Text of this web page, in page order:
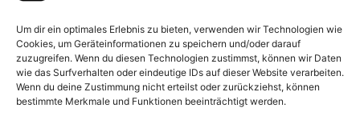
Um dir ein optimales Erlebnis zu bieten, verwenden wir Technologien wie
Cookies, um Geräteinformationen zu speichern und/oder darauf
zuzugreifen. Wenn du diesen Technologien zustimmst, können wir Daten
wie das Surfverhalten oder eindeutige IDs auf dieser Website verarbeiten.
Wenn du deine Zustimmung nicht erteilst oder zurückziehst, können
bestimmte Merkmale und Funktionen beeinträchtigt werden.
– Alle rechte vorbehalten.
Fohlen-Hautnah.de ist ein
offiziell eingetragenes Magazin
bei der Deutschen
Nationalbibliothek (ISSN 1868-